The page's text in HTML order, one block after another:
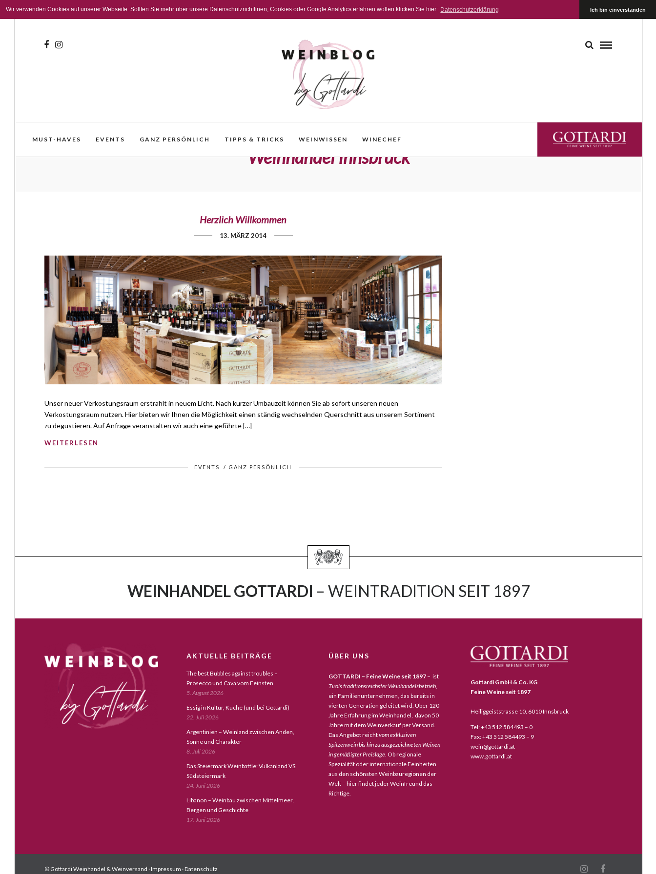
Wir verwenden Cookies auf unserer Webseite. Sollten Sie mehr über unsere Datenschutzrichtlinen, Cookies oder Google Analytics erfahren wollen klicken Sie hier: Datenschutzerklärung Ich bin einverstanden
MUST-HAVES EVENTS GANZ PERSÖNLICH TIPPS & TRICKS WEINWISSEN WINECHEF GOTTARDI FEINE WEINE
Weinhandel Innsbruck
Herzlich Willkommen
13. MÄRZ 2014
Unser neuer Verkostungsraum erstrahlt in neuem Licht. Nach kurzer Umbauzeit können Sie ab sofort unseren neuen
Verkostungsraum nutzen. Hier bieten wir Ihnen die Möglichkeit einen ständig wechselnden Querschnitt aus unserem Sortiment
zu degustieren. Auf Anfrage veranstalten wir auch eine geführte […]
WEITERLESEN
EVENTS / GANZ PERSÖNLICH
WEINHANDEL GOTTARDI – WEINTRADITION SEIT 1897
AKTUELLE BEITRÄGE
The best Bubbles against troubles –
Prosecco und Cava vom Feinsten
5. August 2026
Essig in Kultur, Küche (und bei Gottardi)
22. Juli 2026
Argentinien – Weinland zwischen Anden,
Sonne und Charakter
8. Juli 2026
Das Steiermark Weinbattle: Vulkanland VS.
Südsteiermark
24. Juni 2026
Libanon – Weinbau zwischen Mittelmeer,
Bergen und Geschichte
17. Juni 2026
ÜBER UNS
GOTTARDI – Feine Weine seit 1897– ist
Tirols traditionsreichster Weinhandelsbetrieb,
ein Familienunternehmen, das bereits in
vierten Generation geleitet wird. Über 120
Jahre Erfahrung im Weinhandel, davon 50
Jahre mit dem Weinverkauf per Versand.
Das Angebot reichtvom exklusiven
Spitzenwein bis hin zu ausgezeichneten Weinen
in gemäßigter Preislage. Ob regionale
Spezialität oder internationale Feinheiten
aus den schönsten Weinbauregionen der
Welt – hier findet jeder Weinfreund das
Richtige.
Gottardi GmbH & Co. KG
Feine Weine seit 1897
Heiliggeiststrasse 10, 6010 Innsbruck
Tel: +43 512 584493 – 0
Fax: +43 512 584493 – 9
wein@gottardi.at
www.gottardi.at
© Gottardi Weinhandel & Weinversand ·Impressum ·Datenschutz